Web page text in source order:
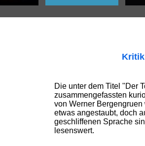
Kritik
Die unter dem Titel "Der
zusammengefassten
von Werner
etwas angestaubt, doch
geschliffenen Sprache
lesenswert.